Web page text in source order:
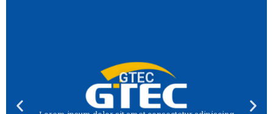
GTEC
Lorem ipsum dolor sit amet consectetur adipiscing
elit dolor